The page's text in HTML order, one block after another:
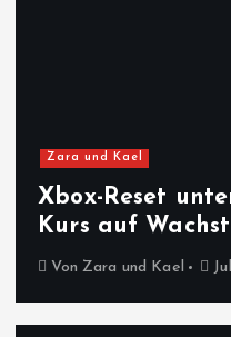
Zara und Kael
Xbox-Reset
Kurs auf
Von Zara und Kael